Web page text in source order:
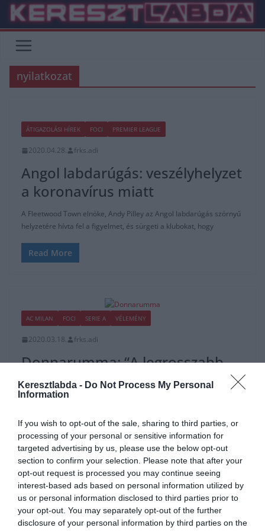
Keresztlabda - Do Not Process My Personal
Information
If you wish to opt-out of the sale, sharing to third parties, or
processing of your personal or sensitive information for
targeted advertising by us, please use the below opt-out
section to confirm your selection. Please note that after your
opt-out request is processed you may continue seeing
interest-based ads based on personal information utilized by
us or personal information disclosed to third parties prior to
your opt-out. You may separately opt-out of the further
disclosure of your personal information by third parties on the
Skip
content
nyilatkozat
ÁTIGAZOLÁSI HÍREK FOCI PREMIER LEAGUE
2020.04.28. frks.adi
Angol labdarúgás: veszélyhelyzet
a koronavírus miatt
A Fleetwood Town elnöke, Andy Pilley az Angol labdarúgás szörnyű
helyzetére hívta fel a figyelmet, és sürgeti a klubokat, hogy
Read More
AC MILAN FOCI SERIE A VÉLEMÉNY
2020.03.18. frks.adi
Donnarumma: “A legrosszabb
érzés, amikor a saját szurkolóid
ellened vannak”
Gianluigi Donnarumma 1999 február 25-én született egy Nápoly
melletti kisebb községben, Castellammare di Stabia városában.
Donnarumma a Napoli futballakadémián nevelkedett,
Read More